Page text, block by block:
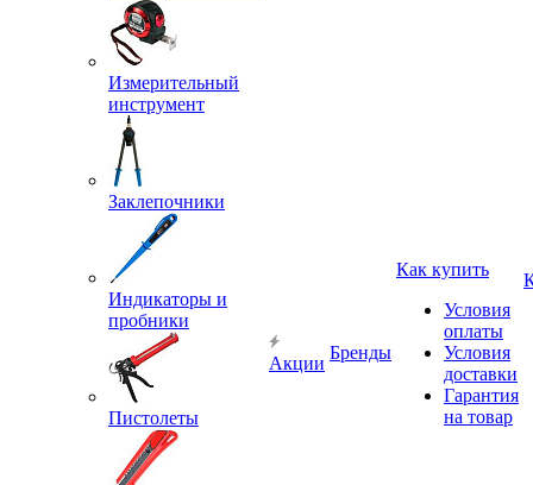
Измерительный
инструмент
Заклепочники
Индикаторы и
пробники
Пистолеты
Акции
Бренды
Как купить
Условия
оплаты
Условия
доставки
Гарантия
на товар